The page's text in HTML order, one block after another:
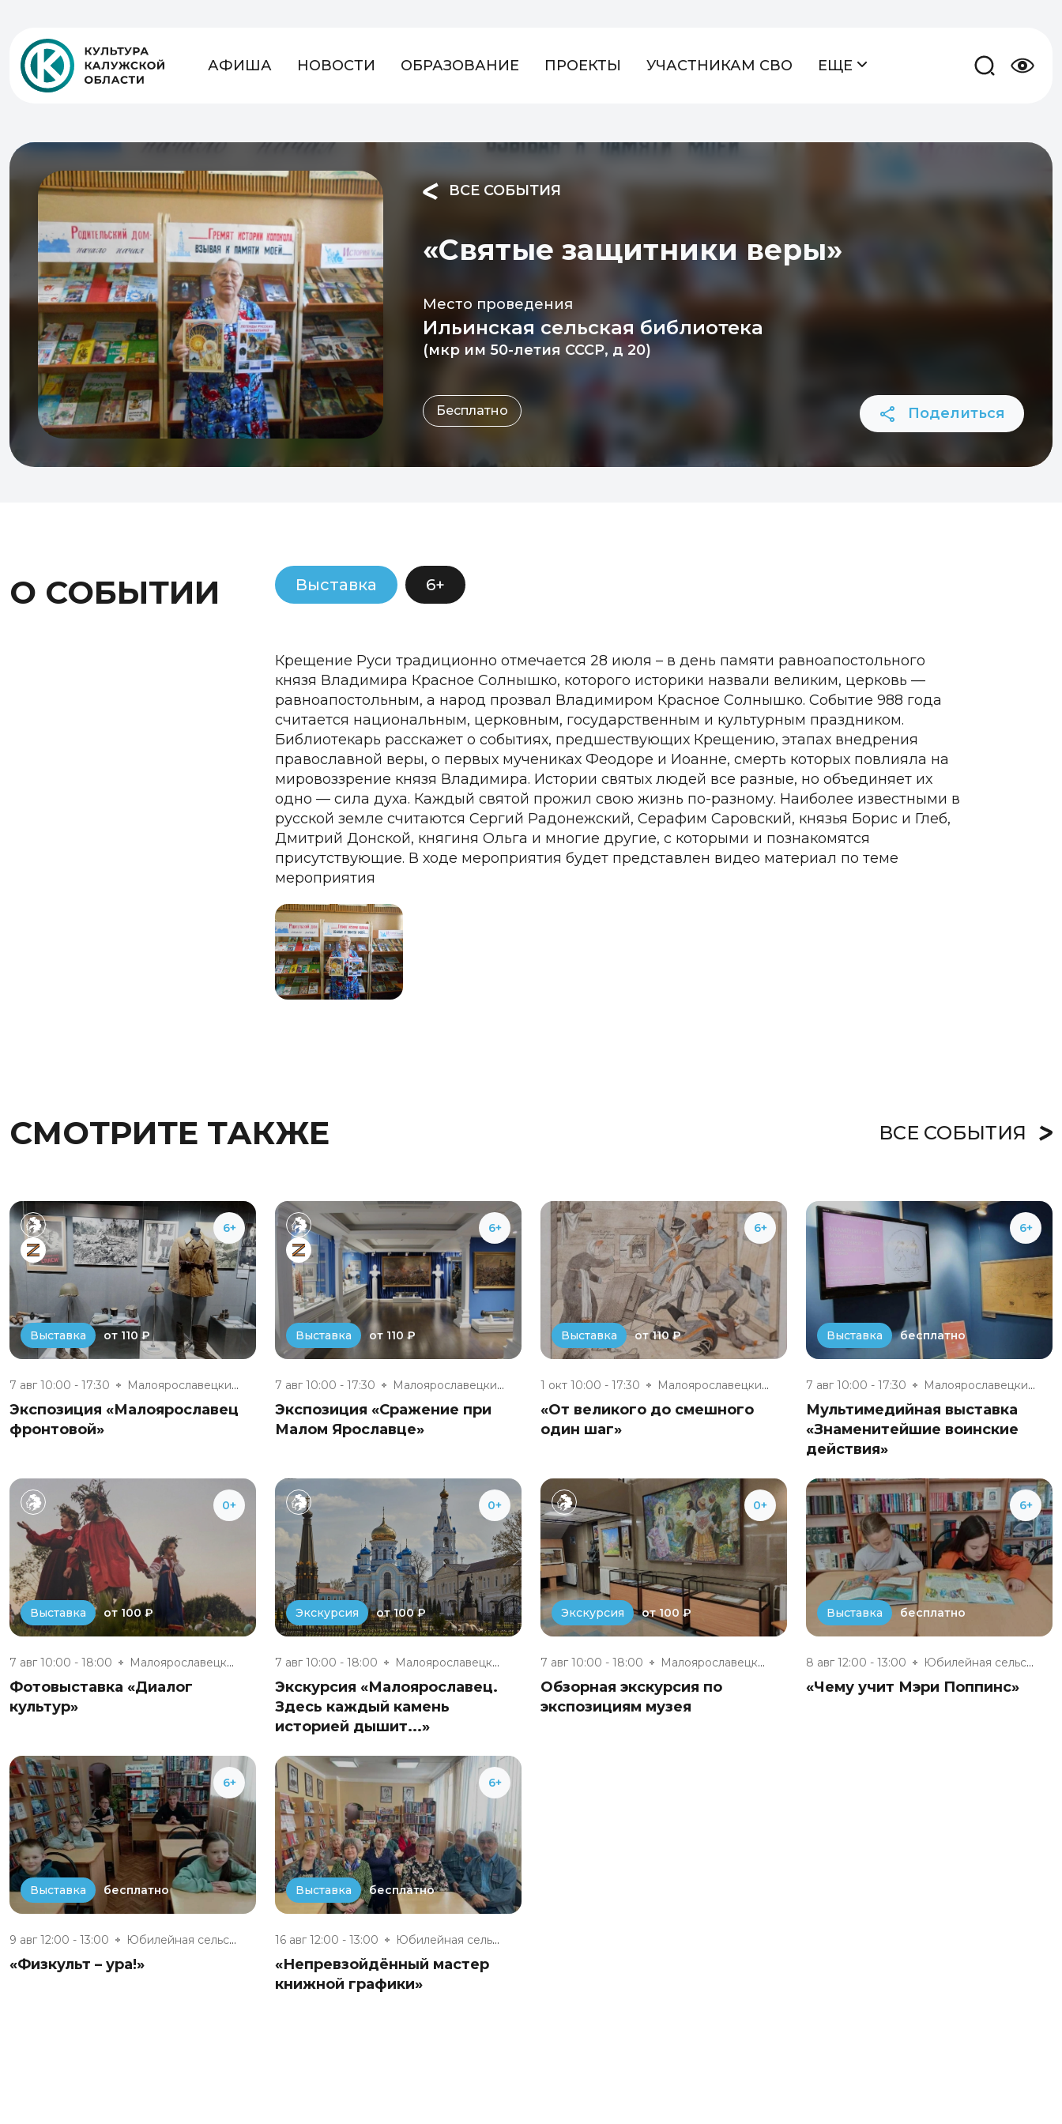
АФИША НОВОСТИ ОБРАЗОВАНИЕ ПРОЕКТЫ УЧАСТНИКАМ СВО ЕЩЕ
ВСЕ СОБЫТИЯ
«Святые защитники веры»
Место проведения
Ильинская сельская библиотека
(мкр им 50-летия СССР, д 20)
Бесплатно Поделиться
О СОБЫТИИ Выставка 6+
Крещение Руси традиционно отмечается 28 июля – в день памяти равноапостольного
князя Владимира Красное Солнышко, которого историки назвали великим, церковь —
равноапостольным, а народ прозвал Владимиром Красное Солнышко. Событие 988 года
считается национальным, церковным, государственным и культурным праздником.
Библиотекарь расскажет о событиях, предшествующих Крещению, этапах внедрения
православной веры, о первых мучениках Феодоре и Иоанне, смерть которых повлияла на
мировоззрение князя Владимира. Истории святых людей все разные, но объединяет их
одно — сила духа. Каждый святой прожил свою жизнь по-разному. Наиболее известными в
русской земле считаются Сергий Радонежский, Серафим Саровский, князья Борис и Глеб,
Дмитрий Донской, княгиня Ольга и многие другие, с которыми и познакомятся
присутствующие. В ходе мероприятия будет представлен видео материал по теме
мероприятия
СМОТРИТЕ ТАКЖЕ ВСЕ СОБЫТИЯ
6+
Выставка от 110 ₽
7 авг 10:00 - 17:30 Малоярославецкий военно-истори...
Экспозиция «Малоярославец
фронтовой»
6+
Выставка от 110 ₽
7 авг 10:00 - 17:30 Малоярославецкий военно-истори...
Экспозиция «Сражение при
Малом Ярославце»
6+
Выставка от 110 ₽
1 окт 10:00 - 17:30 Малоярославецкий военно-истори...
«От великого до смешного
один шаг»
6+
Выставка бесплатно
7 авг 10:00 - 17:30 Малоярославецкий военно-истори...
Мультимедийная выставка
«Знаменитейшие воинские
действия»
0+
Выставка от 100 ₽
7 авг 10:00 - 18:00 Малоярославецкий музейно-выста...
Фотовыставка «Диалог
культур»
0+
Экскурсия от 100 ₽
7 авг 10:00 - 18:00 Малоярославецкий музейно-выста...
Экскурсия «Малоярославец.
Здесь каждый камень
историей дышит...»
0+
Экскурсия от 100 ₽
7 авг 10:00 - 18:00 Малоярославецкий музейно-выста...
Обзорная экскурсия по
экспозициям музея
6+
Выставка бесплатно
8 авг 12:00 - 13:00 Юбилейная сельская модельная б...
«Чему учит Мэри Поппинс»
6+
Выставка бесплатно
9 авг 12:00 - 13:00 Юбилейная сельская модельная б...
«Физкульт – ура!»
6+
Выставка бесплатно
16 авг 12:00 - 13:00 Юбилейная сельская модельная б...
«Непревзойдённый мастер
книжной графики»